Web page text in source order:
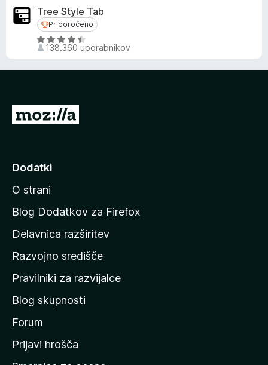
5
o
d
5
o
z
4
,
o
e
n
e
o
,
6
Tree Style Tab
Priporočeno
Priporočeno
O
c
e
n
,
o
5
138.360 uporabnikov
P
d
n
a
o
m
a
o
s
t
Dodatki
O strani
Blog Dodatkov za Firefox
Delavnica razširitev
Razvojno središče
Pravilniki za razvijalce
Blog skupnosti
Forum
Prijavi hrošča